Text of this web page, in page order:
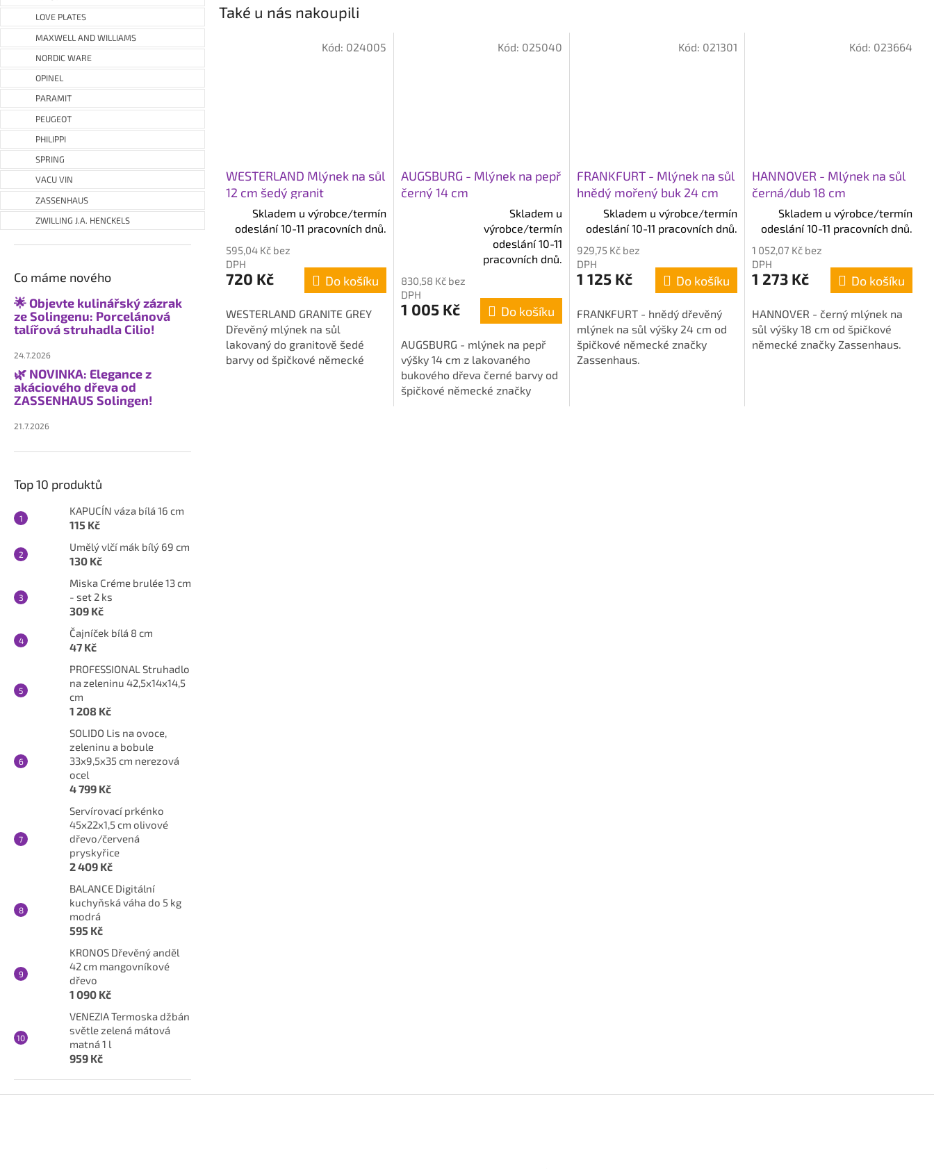
LOVE PLATES
MAXWELL AND WILLIAMS
NORDIC WARE
OPINEL
PARAMIT
PEUGEOT
PHILIPPI
SPRING
VACU VIN
ZASSENHAUS
ZWILLING J.A. HENCKELS
Co máme nového
🌟 Objevte kulinářský zázrak
ze Solingenu: Porcelánová
talířová struhadla Cilio!
24.7.2026
🌿 NOVINKA: Elegance z
akáciového dřeva od
ZASSENHAUS Solingen!
21.7.2026
Top 10 produktů
KAPUCÍN váza bílá 16 cm
115 Kč
Umělý vlčí mák bílý 69 cm
130 Kč
Miska Créme brulée 13 cm
- set 2 ks
309 Kč
Čajníček bílá 8 cm
47 Kč
PROFESSIONAL Struhadlo
na zeleninu 42,5x14x14,5
cm
1 208 Kč
SOLIDO Lis na ovoce,
zeleninu a bobule
33x9,5x35 cm nerezová
ocel
4 799 Kč
Servírovací prkénko
45x22x1,5 cm olivové
dřevo/červená
pryskyřice
2 409 Kč
BALANCE Digitální
kuchyňská váha do 5 kg
modrá
595 Kč
KRONOS Dřevěný anděl
42 cm mangovníkové
dřevo
1 090 Kč
VENEZIA Termoska džbán
světle zelená mátová
matná 1 l
959 Kč
Také u nás nakoupili
WESTERLAND Mlýnek na sůl
12 cm šedý granit
Skladem u výrobce/termín
odeslání 10-11 pracovních dnů.
595,04 Kč bez
DPH
720 Kč Do košíku
WESTERLAND GRANITE GREY
Dřevěný mlýnek na sůl
lakovaný do granitově šedé
barvy od špičkové německé
Kód: 024005
AUGSBURG - Mlýnek na pepř
černý 14 cm
je
5,0
z
hvězdiček.
Skladem u
výrobce/termín
odeslání 10-11
pracovních dnů.
830,58 Kč bez
DPH
1 005 Kč Do košíku
AUGSBURG - mlýnek na pepř
výšky 14 cm z lakovaného
bukového dřeva černé barvy od
špičkové německé značky
Kód: 025040
FRANKFURT - Mlýnek na sůl
hnědý mořený buk 24 cm
Skladem u výrobce/termín
odeslání 10-11 pracovních dnů.
929,75 Kč bez
DPH
1 125 Kč Do košíku
FRANKFURT - hnědý dřevěný
mlýnek na sůl výšky 24 cm od
špičkové německé značky
Zassenhaus.
Kód: 021301
HANNOVER - Mlýnek na sůl
černá/dub 18 cm
Skladem u výrobce/termín
odeslání 10-11 pracovních dnů.
1 052,07 Kč bez
DPH
1 273 Kč Do košíku
HANNOVER - černý mlýnek na
sůl výšky 18 cm od špičkové
německé značky Zassenhaus.
Kód: 023664